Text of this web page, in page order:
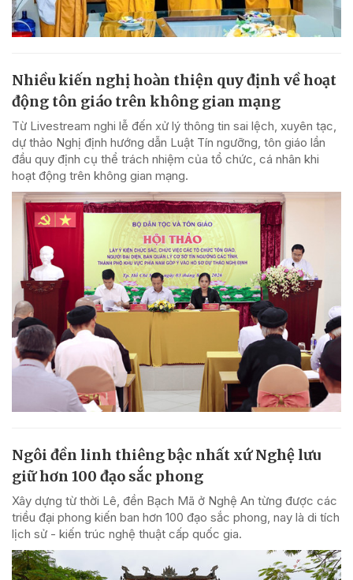
Nhiều kiến nghị hoàn thiện quy định về hoạt
động tôn giáo trên không gian mạng
Từ Livestream nghi lễ đến xử lý thông tin sai lệch, xuyên tạc,
dự thảo Nghị định hướng dẫn Luật Tín ngưỡng, tôn giáo lần
đầu quy định cụ thể trách nhiệm của tổ chức, cá nhân khi
hoạt động trên không gian mạng.
Ngôi đền linh thiêng bậc nhất xứ Nghệ lưu
giữ hơn 100 đạo sắc phong
Xây dựng từ thời Lê, đền Bạch Mã ở Nghệ An từng được các
triều đại phong kiến ban hơn 100 đạo sắc phong, nay là di tích
lịch sử - kiến trúc nghệ thuật cấp quốc gia.